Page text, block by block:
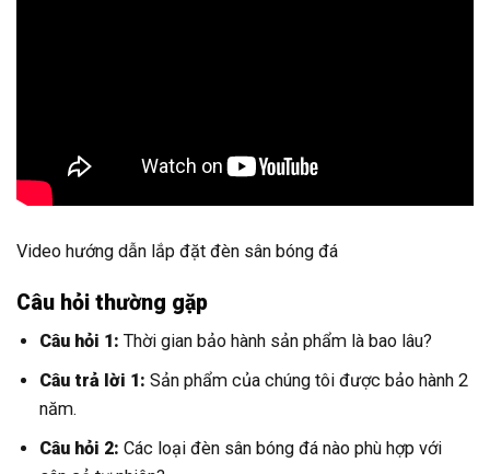
Video hướng dẫn lắp đặt đèn sân bóng đá
Câu hỏi thường gặp
Câu hỏi 1: Thời gian bảo hành sản phẩm là bao lâu?
Câu trả lời 1: Sản phẩm của chúng tôi được bảo hành 2
năm.
Câu hỏi 2: Các loại đèn sân bóng đá nào phù hợp với